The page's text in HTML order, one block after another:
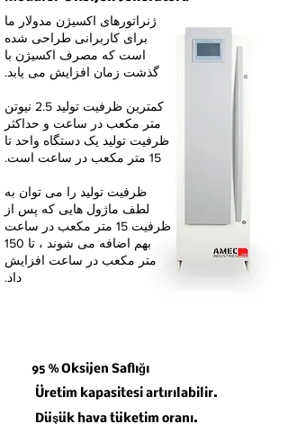
ژنراتورهای اکسیژن مدولار ما
برای کاربرانی طراحی شده
است که مصرف اکسیژن با
گذشت زمان افزایش می یابد.
کمترین ظرفیت تولید 2.5 نیوتن
متر مکعب در ساعت و حداکثر
ظرفیت تولید یک دستگاه واحد تا
15 متر مکعب در ساعت است.
ظرفیت تولید را می توان به
لطف ماژول هایی که پس از
ظرفیت 15 متر مکعب در ساعت
بهم اضافه می شوند ، تا 150
متر مکعب در ساعت افزایش
داد.
95 % Oksijen Saflığı
Üretim kapasitesi artırılabilir.
Düşük hava tüketim oranı.